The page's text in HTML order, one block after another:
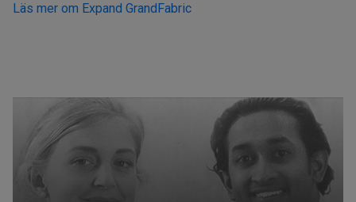
Läs mer om Expand GrandFabric